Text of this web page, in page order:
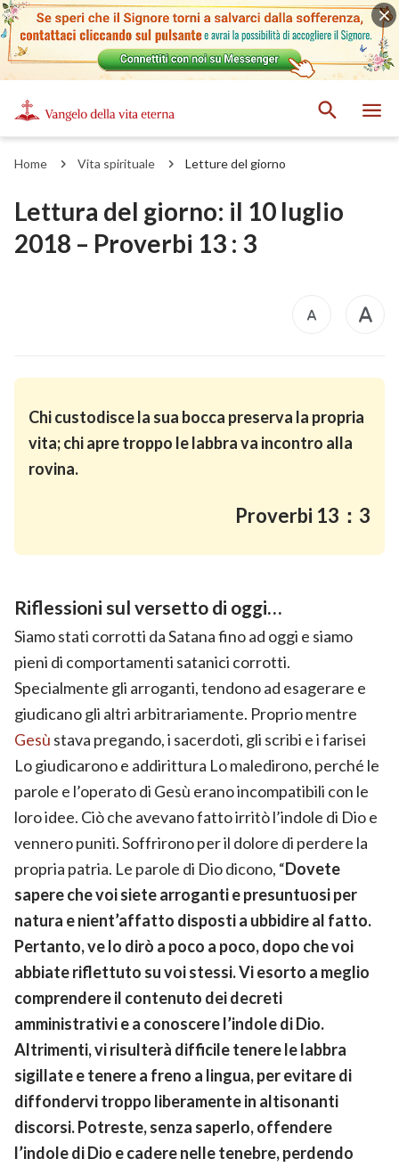
Home Vita spirituale Letture del giorno
Lettura del giorno: il 10 luglio
2018 – Proverbi 13 : 3
Chi custodisce la sua bocca preserva la propria
vita; chi apre troppo le labbra va incontro alla
rovina.
Proverbi 13：3
Riflessioni sul versetto di oggi…
Siamo stati corrotti da Satana fino ad oggi e siamo
pieni di comportamenti satanici corrotti.
Specialmente gli arroganti, tendono ad esagerare e
giudicano gli altri arbitrariamente. Proprio mentre
Gesù stava pregando, i sacerdoti, gli scribi e i farisei
Lo giudicarono e addirittura Lo maledirono, perché le
parole e l’operato di Gesù erano incompatibili con le
loro idee. Ciò che avevano fatto irritò l’indole di Dio e
vennero puniti. Soffrirono per il dolore di perdere la
propria patria. Le parole di Dio dicono, “Dovete
sapere che voi siete arroganti e presuntuosi per
natura e nient’affatto disposti a ubbidire al fatto.
Pertanto, ve lo dirò a poco a poco, dopo che voi
abbiate riflettuto su voi stessi. Vi esorto a meglio
comprendere il contenuto dei decreti
amministrativi e a conoscere l’indole di Dio.
Altrimenti, vi risulterà difficile tenere le labbra
sigillate e tenere a freno a lingua, per evitare di
diffondervi troppo liberamente in altisonanti
discorsi. Potreste, senza saperlo, offendere
l’indole di Dio e cadere nelle tenebre, perdendo